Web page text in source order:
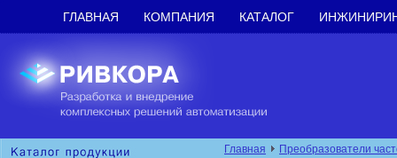
ГЛАВНАЯ КОМПАНИЯ КАТАЛОГ
Главная
Преобразователи